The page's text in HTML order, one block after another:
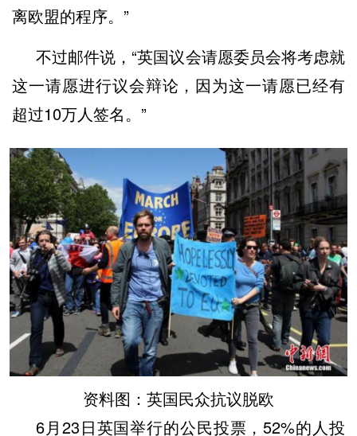
离欧盟的程序。”
不过邮件说，“英国议会请愿委员会将考虑就
这一请愿进行议会辩论，因为这一请愿已经有
超过10万人签名。”
资料图：英国民众抗议脱欧
6月23日英国举行的公民投票，52%的人投